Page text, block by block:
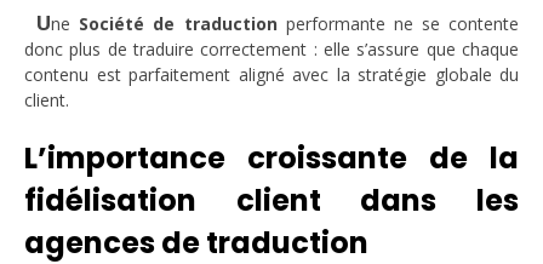
Une Société de traductionperformante ne se contente
donc plus de traduire correctement : elle s’assure que chaque
contenu est parfaitement aligné avec la stratégie globale du
client.
L’importance croissante de la
fidélisation client dans les
agences de traduction